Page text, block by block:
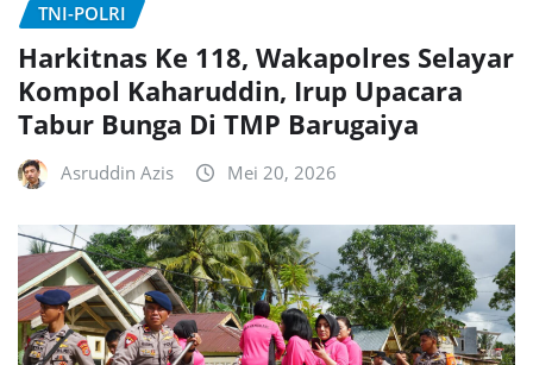
TNI-POLRI
Harkitnas Ke 118, Wakapolres Selayar
Kompol Kaharuddin, Irup Upacara
Tabur Bunga Di TMP Barugaiya
Asruddin Azis Mei 20, 2026